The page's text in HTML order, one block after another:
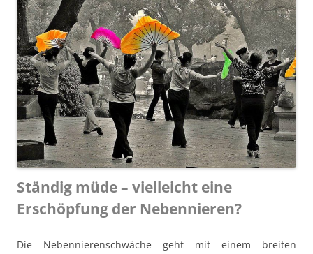
Ständig müde – vielleicht eine
Erschöpfung der Nebennieren?
Die Nebennierenschwäche geht mit einem breiten